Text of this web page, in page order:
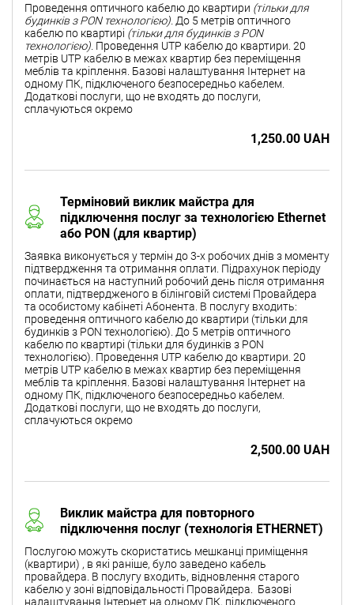
Проведення оптичного кабелю до квартири (тільки для
будинків з PON технологією). До 5 метрів оптичного
кабелю по квартирі (тільки для будинків з PON
технологією). Проведення UTP кабелю до квартири. 20
метрів UTP кабелю в межах квартир без переміщення
меблів та кріплення. Базові налаштування Інтернет на
одному ПК, підключеного безпосередньо кабелем.
Додаткові послуги, що не входять до послуги,
сплачуються окремо
1,250.00 UAH
Терміновий виклик майстра для
підключення послуг за технологією Ethernet
або PON (для квартир)
Заявка виконується у термін до 3-х робочих днів з моменту
підтвердження та отримання оплати. Підрахунок періоду
починається на наступний робочий день після отримання
оплати, підтвердженого в білінговій системі Провайдера
та особистому кабінеті Абонента. В послугу входить:
проведення оптичного кабелю до квартири (тільки для
будинків з PON технологією). До 5 метрів оптичного
кабелю по квартирі (тільки для будинків з PON
технологією). Проведення UTP кабелю до квартири. 20
метрів UTP кабелю в межах квартир без переміщення
меблів та кріплення. Базові налаштування Інтернет на
одному ПК, підключеного безпосередньо кабелем.
Додаткові послуги, що не входять до послуги,
сплачуються окремо
2,500.00 UAH
Виклик майстра для повторного
підключення послуг (технологія ETHERNET)
Послугою можуть скористатись мешканці приміщення
(квартири) , в які раніше, було заведено кабель
провайдера. В послугу входить, відновлення старого
кабелю у зоні відповідальності Провайдера. Базові
налаштування Інтернет на одному ПК, підключеного